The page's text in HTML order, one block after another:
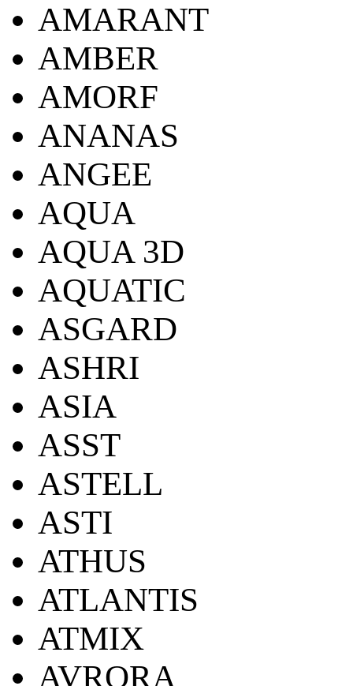
AMARANT
AMBER
AMORF
ANANAS
ANGEE
AQUA
AQUA 3D
AQUATIC
ASGARD
ASHRI
ASIA
ASST
ASTELL
ASTI
ATHUS
ATLANTIS
ATMIX
AVRORA